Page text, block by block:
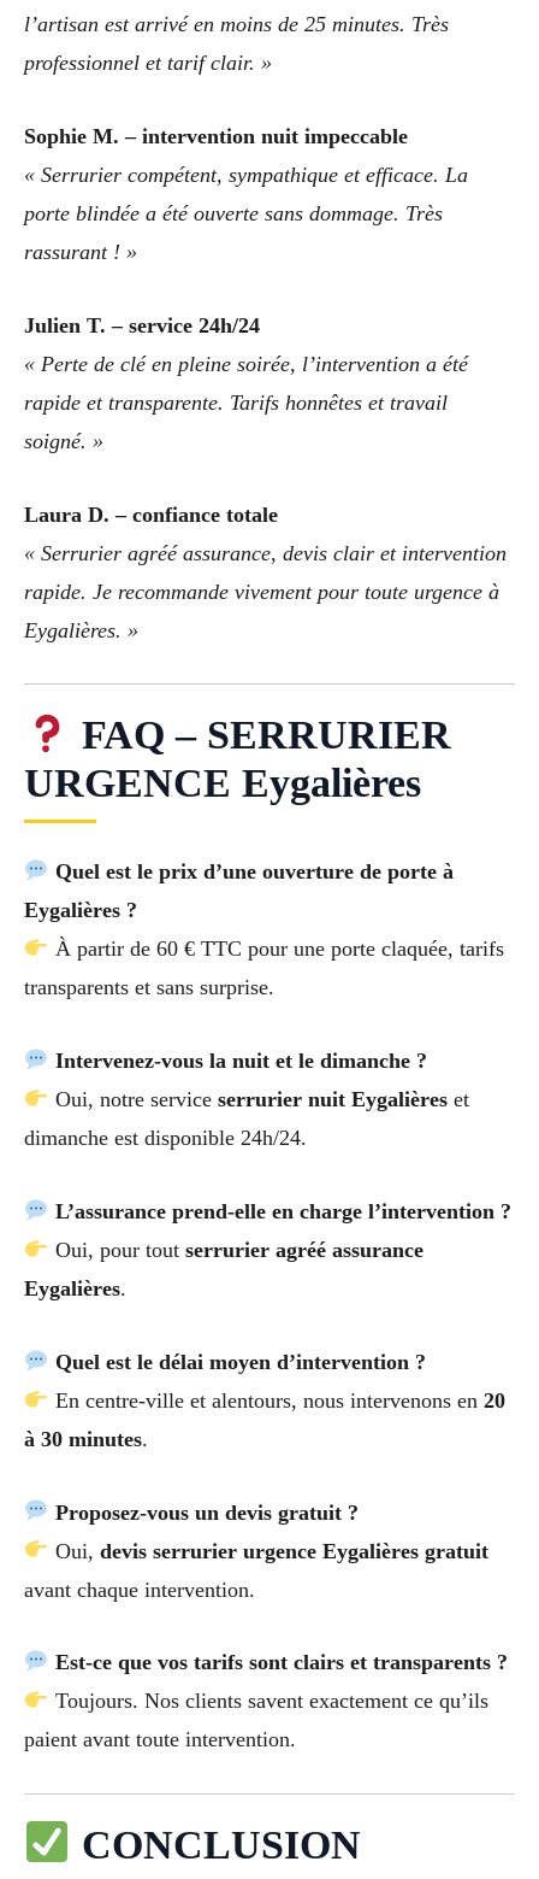
l’artisan est arrivé en moins de 25 minutes. Très
professionnel et tarif clair. »
Sophie M. – intervention nuit impeccable
« Serrurier compétent, sympathique et efficace. La
porte blindée a été ouverte sans dommage. Très
rassurant ! »
Julien T. – service 24h/24
« Perte de clé en pleine soirée, l’intervention a été
rapide et transparente. Tarifs honnêtes et travail
soigné. »
Laura D. – confiance totale
« Serrurier agréé assurance, devis clair et intervention
rapide. Je recommande vivement pour toute urgence à
Eygalières. »
FAQ – SERRURIER
URGENCE Eygalières
Quel est le prix d’une ouverture de porte à
Eygalières ?
À partir de 60 € TTC pour une porte claquée, tarifs
transparents et sans surprise.
Intervenez-vous la nuit et le dimanche ?
Oui, notre service serrurier nuit Eygalièreset
dimanche est disponible 24h/24.
L’assurance prend-elle en charge l’intervention ?
Oui, pour tout serrurier agréé assurance
Eygalières.
Quel est le délai moyen d’intervention ?
En centre-ville et alentours, nous intervenons en 20
à 30 minutes.
Proposez-vous un devis gratuit ?
Oui, devis serrurier urgence Eygalières gratuit
avant chaque intervention.
Est-ce que vos tarifs sont clairs et transparents ?
Toujours. Nos clients savent exactement ce qu’ils
paient avant toute intervention.
CONCLUSION